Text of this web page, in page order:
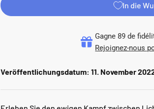
In die
Gagne 89 de
Rejoignez-nous
Veröffentlichungsdatum: 11. November